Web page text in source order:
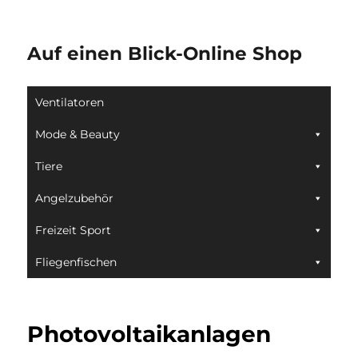
Auf einen Blick-Online Shop
Ventilatoren
Mode & Beauty
Tiere
Angelzubehör
Freizeit Sport
Fliegenfischen
Photovoltaikanlagen